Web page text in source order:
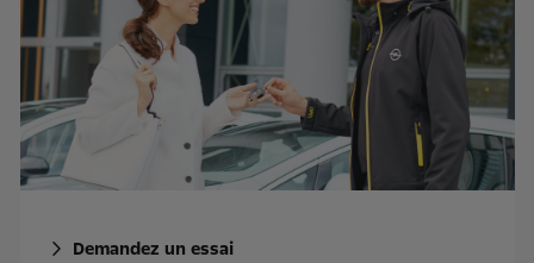
Demandez un essai